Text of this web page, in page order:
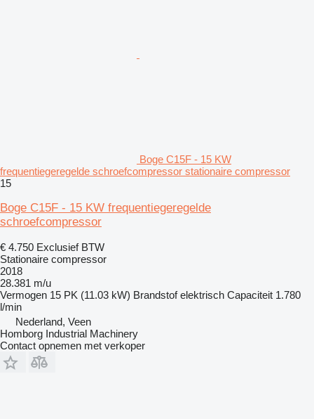
Boge C15F - 15 KW
frequentiegeregelde schroefcompressor stationaire compressor
15
Boge C15F - 15 KW frequentiegeregelde
schroefcompressor
€ 4.750 Exclusief BTW
Stationaire compressor
2018
28.381 m/u
Vermogen 15 PK (11.03 kW) Brandstof elektrisch Capaciteit 1.780
l/min
Nederland, Veen
Homborg Industrial Machinery
Contact opnemen met verkoper